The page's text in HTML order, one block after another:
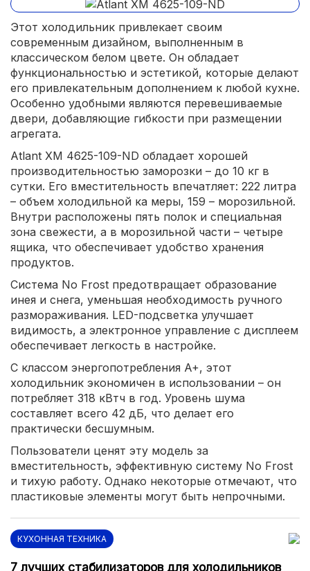
Этот холодильник привлекает своим
современным дизайном, выполненным в
классическом белом цвете. Он обладает
функциональностью и эстетикой, которые делают
его привлекательным дополнением к любой кухне.
Особенно удобными являются перевешиваемые
двери, добавляющие гибкости при размещении
агрегата.
Atlant ХМ 4625-109-ND обладает хорошей
производительностью заморозки – до 10 кг в
сутки. Его вместительность впечатляет: 222 литра
– объем холодильной ка меры, 159 – морозильной.
Внутри расположены пять полок и специальная
зона свежести, а в морозильной части – четыре
ящика, что обеспечивает удобство хранения
продуктов.
Система No Frost предотвращает образование
инея и снега, уменьшая необходимость ручного
размораживания. LED-подсветка улучшает
видимость, а электронное управление с дисплеем
обеспечивает легкость в настройке.
С классом энергопотребления A+, этот
холодильник экономичен в использовании – он
потребляет 318 кВтч в год. Уровень шума
составляет всего 42 дБ, что делает его
практически бесшумным.
Пользователи ценят эту модель за
вместительность, эффективную систему No Frost
и тихую работу. Однако некоторые отмечают, что
пластиковые элементы могут быть непрочными.
КУХОННАЯ ТЕХНИКА
7 лучших стабилизаторов для холодильников